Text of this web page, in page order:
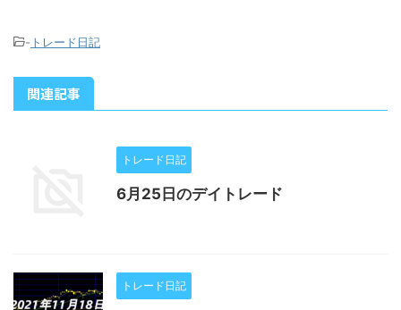
- トレード日記
関連記事
トレード日記
6月25日のデイトレード
トレード日記